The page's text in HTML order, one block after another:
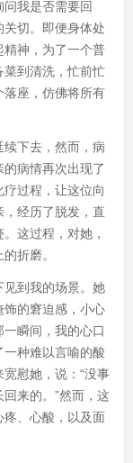
我是否需要回
切。即便身体处
精神，为了一个普
菜到清洗，忙前忙
落座，仿佛将所有
下去，然而，病
病情再次出现了
过程，让这位向
经历了脱发，直
这过程，对她，
折磨。
见到我的场景。她
饰的窘迫感，小心
瞬间，我的心口
种难以言喻的酸
慰她，说：“没事
来的。”然而，这
疼、心酸，以及面